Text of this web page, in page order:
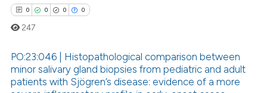
of the citation, a
describing whether
mentions, or contrasts
in which section the
was made.
0 0 0 0
Citing Publications
247
PO:23:046 | Histopathological comparison between
minor salivary gland biopsies from pediatric and adult
patients with Sjögren’s disease: evidence of a more